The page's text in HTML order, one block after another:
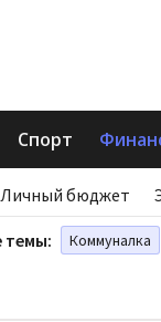
Спорт
Личный бюджет
темы: Коммуналка